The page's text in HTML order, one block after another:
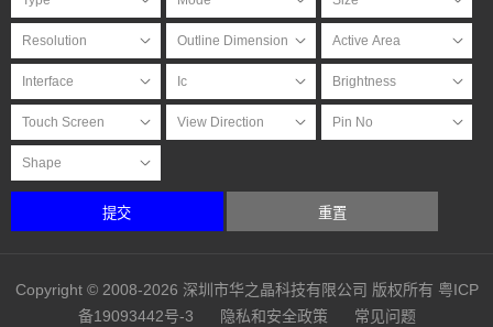
提交 重置
Copyright © 2008-2026 深圳市华之晶科技有限公司 版权所有 粤ICP
备19093442号-3
隐私和安全政策 常见问题